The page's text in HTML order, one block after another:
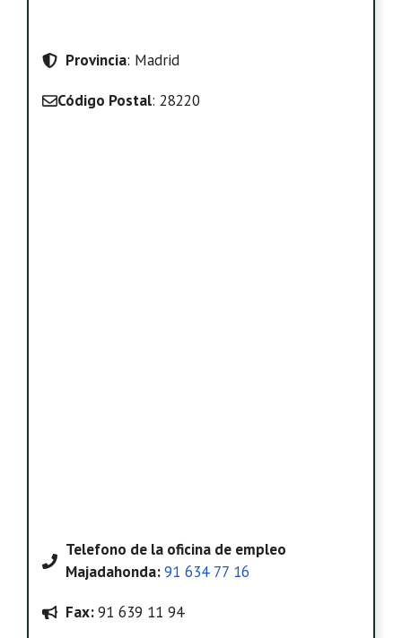
Provincia: Madrid
Código Postal: 28220
Telefono de la oficina de empleo
Majadahonda:91 634 77 16
Fax:91 639 11 94